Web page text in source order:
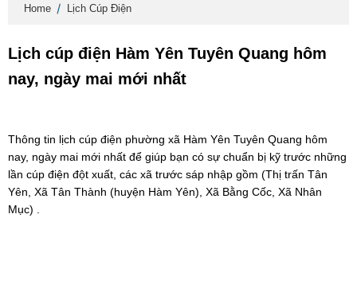
Home Lịch Cúp Điện
Lịch cúp điện Hàm Yên Tuyên Quang hôm
nay, ngày mai mới nhất
Thông tin lịch cúp điện phường xã Hàm Yên Tuyên Quang hôm
nay, ngày mai mới nhất để giúp bạn có sự chuẩn bị kỹ trước những
lần cúp điện đột xuất, các xã trước sáp nhập gồm (Thị trấn Tân
Yên, Xã Tân Thành (huyện Hàm Yên), Xã Bằng Cốc, Xã Nhân
Mục) .